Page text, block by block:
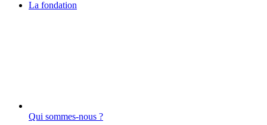
La fondation
Qui sommes-nous ?